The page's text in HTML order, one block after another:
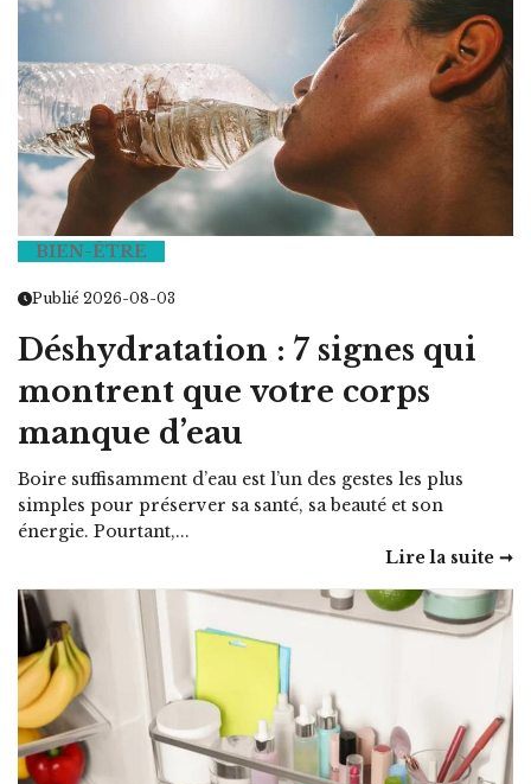
BIEN-ÊTRE
Publié 2026-08-03
Déshydratation : 7 signes qui
montrent que votre corps
manque d’eau
Boire suffisamment d’eau est l’un des gestes les plus
simples pour préserver sa santé, sa beauté et son
énergie. Pourtant,...
Lire la suite ➞